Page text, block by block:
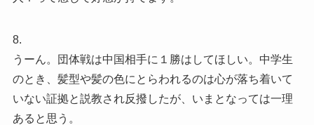
8.
うーん。団体戦は中国相手に１勝はしてほしい。中学生
のとき、髪型や髪の色にとらわれるのは心が落ち着いて
いない証拠と説教され反撥したが、いまとなっては一理
あると思う。